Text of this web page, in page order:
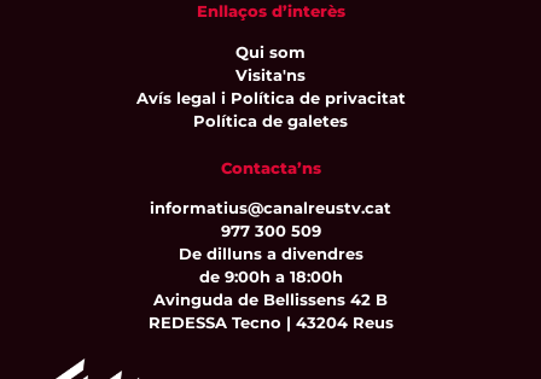
Enllaços d’interès
Qui som
Visita'ns
Avís legal i Política de privacitat
Política de galetes
Contacta’ns
informatius@canalreustv.cat
977 300 509
De dilluns a divendres
de 9:00h a 18:00h
Avinguda de Bellissens 42 B
REDESSA Tecno | 43204 Reus